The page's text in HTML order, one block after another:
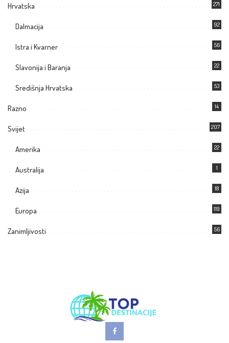
Hrvatska 271
Dalmacija 92
Istra i Kvarner 56
Slavonija i Baranja 22
Središnja Hrvatska 53
Razno 14
Svijet 207
Amerika 22
Australija 1
Azija 18
Europa 119
Zanimljivosti 56